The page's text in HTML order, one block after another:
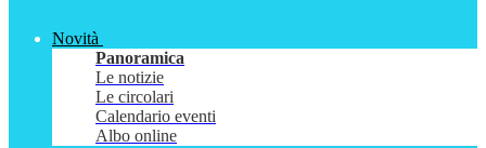
Novità
Panoramica
Le notizie
Le circolari
Calendario eventi
Albo online